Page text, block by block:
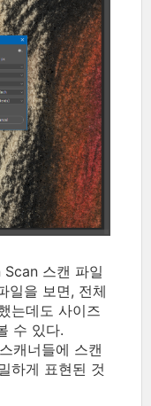
스캔 파일
일을 보면, 전체
는데도 사이즈
수 있다.
캐너들에 스캔
하게 표현된 것